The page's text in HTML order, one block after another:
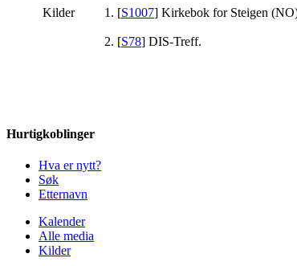
Kilder [S1007] Kirkebok for Steigen
[S78] DIS-Treff.
Hurtigkoblinger
Hva er nytt?
Søk
Etternavn
Kalender
Alle media
Kilder